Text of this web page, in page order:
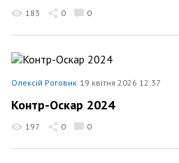
183 0 0
Олексій Роговик 19 квітня 2026 12:37
Контр-Оскар 2024
197 0 0